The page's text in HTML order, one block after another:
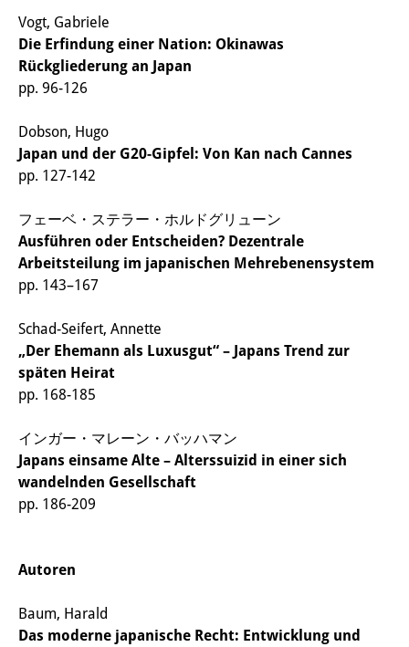
その他のプロジェクト
元研究フォーカス
イベント
イベント概要
DIJ フォーラム
DIJ 研究会
レクチャーシリーズ
シンポジウム・会議
ワークショップ
その他のイベント
出版物
出版活動の概要
Contemporary Japan
DIJ ニュースレター
Vogt, Gabriele
Die Erfindung einer Nation: Okinawas
Rückgliederung an Japan
pp. 96-126
Dobson, Hugo
Japan und der G20-Gipfel: Von Kan nach Cannes
pp. 127-142
フェーベ・ステラー・ホルドグリューン
Ausführen oder Entscheiden? Dezentrale
Arbeitsteilung im japanischen Mehrebenensystem
pp. 143–167
Schad-Seifert, Annette
„Der Ehemann als Luxusgut“ – Japans Trend zur
späten Heirat
pp. 168-185
インガー・マレーン・バッハマン
Japans einsame Alte – Alterssuizid in einer sich
wandelnden Gesellschaft
pp. 186-209
Autoren
Baum, Harald
Das moderne japanische Recht: Entwicklung und